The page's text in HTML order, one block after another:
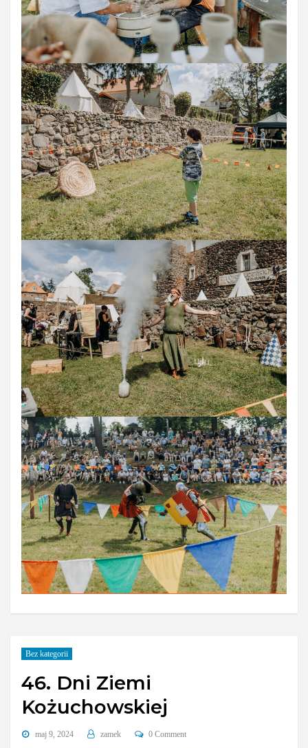
Bez kategorii
46. Dni Ziemi
Kożuchowskiej
maj 9, 2024 zamek 0 Comment